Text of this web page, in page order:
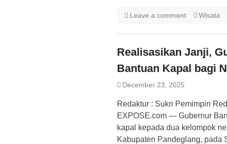
Leave a comment Wisata
Realisasikan Janji,
Bantuan Kapal bagi
December 23, 2025
Redaktur : Sukri Pemimpin
EXPOSE.com — Gubernur
kapal kepada dua kelompok
Kabupaten Pandeglang, pada